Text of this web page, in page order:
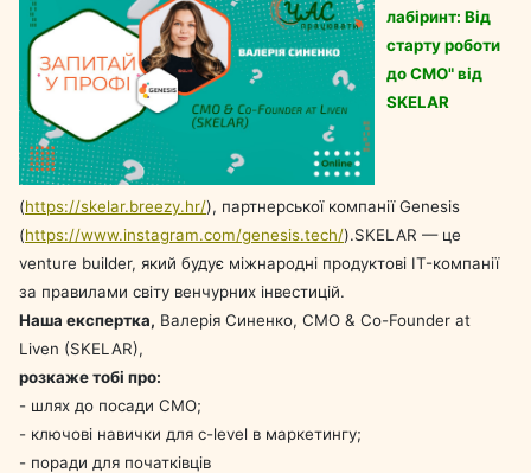
лабіринт: Від
старту роботи
до СМО" від
SKELAR
(https://skelar.breezy.hr/), партнерської компанії Genesis
(https://www.instagram.com/genesis.tech/).SKELAR — це
venture builder, який будує міжнародні продуктові IT-компанії
за правилами світу венчурних інвестицій.
Наша експертка, Валерія Синенко, CMO & Co-Founder at
Liven (SKELAR),
розкаже тобі про:
- шлях до посади СМО;
- ключові навички для c-level в маркетингу;
- поради для початківців